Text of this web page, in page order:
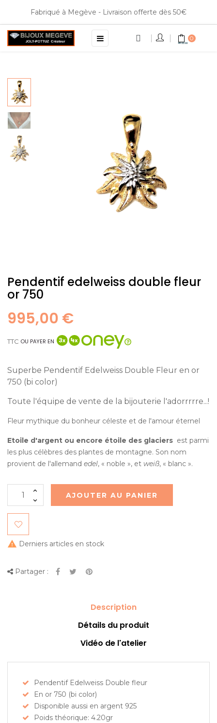
Fabriqué à Megève - Livraison offerte dès 50€
Basculer
la
☰ 0
Pendentif edelweiss double fleur
or 750
995,00 €
TTC OU PAYER EN
Superbe Pendentif Edelweiss Double Fleur en or
750 (bi color)
Toute l'équipe de vente de la bijouterie l'adorrrrre...!
Fleur mythique du bonheur céleste et de l'amour éternel
Etoile d'argent ou encore étoile des glaciers est parmi
les plus célèbres des plantes de montagne. Son nom
provient de l'allemand edel, « noble », et weiß, « blanc ».
AJOUTER AU PANIER
 Derniers articles en stock
Partager :
Description
Détails du produit
Vidéo de l'atelier
Pendentif Edelweiss Double fleur
En or 750 (bi color)
Disponible aussi en argent 925
Poids théorique: 4.20gr